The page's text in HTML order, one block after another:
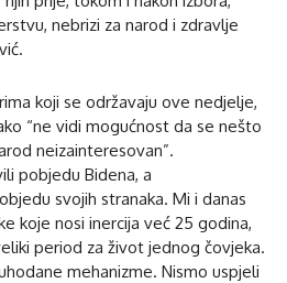
nebrizi za narod i zdravlje
koji se održavaju ove nedjelje,
“ne vidi mogućnost da se nešto
neizainteresovan”.
pobjedu Bidena, a
svojih stranaka. Mi i danas
koje nosi inercija već 25 godina,
period za život jednog čovjeka.
mehanizme. Nismo uspjeli